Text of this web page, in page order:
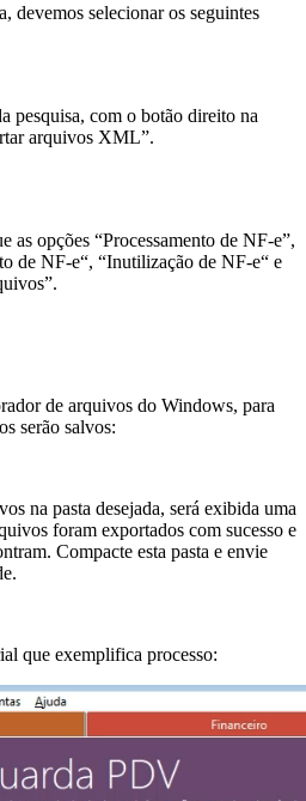
devemos selecionar os seguintes
pesquisa, com o botão direito na
arquivos XML”.
as opções “Processamento de NF-e”,
de NF-e“, “Inutilização de NF-e“ e
de arquivos do Windows, para
serão salvos:
na pasta desejada, será exibida uma
foram exportados com sucesso e
Compacte esta pasta e envie
que exemplifica processo: